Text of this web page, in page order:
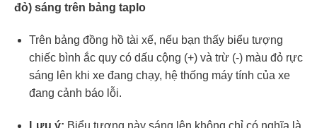
đỏ) sáng trên bảng taplo
Trên bảng đồng hồ tài xế, nếu bạn thấy biểu tượng
chiếc bình ắc quy có dấu cộng (+) và trừ (-) màu đỏ rực
sáng lên khi xe đang chạy, hệ thống máy tính của xe
đang cảnh báo lỗi.
Lưu ý: Biểu tượng này sáng lên không chỉ có nghĩa là